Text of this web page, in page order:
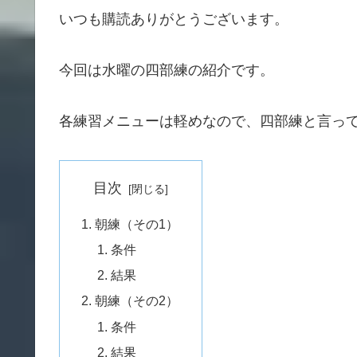
いつも購読ありがとうございます。
今回は水曜の四部練の紹介です。
各練習メニューは軽めなので、四部練と言っ
目次
朝練（その1）
条件
結果
朝練（その2）
条件
結果